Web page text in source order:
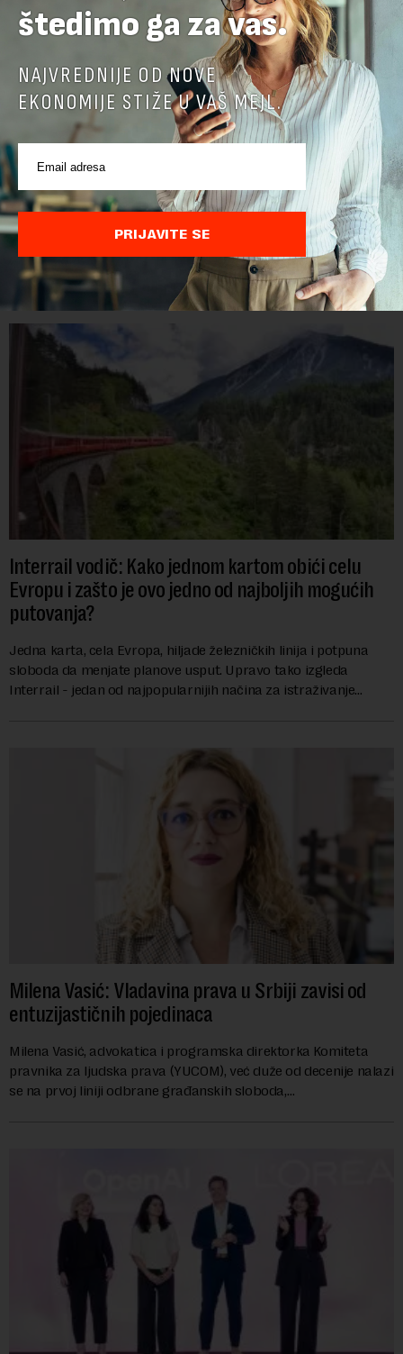
Jerma Art Festival od 7. do 9. avgusta u
Specijalnom rezervatu prirode „Jerma“ kod
Pirota
Jerma Art Festival, neprofitni i samoodrživi kulturni događaj
održaće se ove godine po treći put od 7. do 9. avgusta u
Specijalnom rezervatu prirode "Jerma" u selu Vlasi kod
Pirota.Festival okuplja umetn...
Interrail vodič: Kako jednom kartom obići celu
Evropu i zašto je ovo jedno od najboljih mogućih
putovanja?
Jedna karta, cela Evropa, hiljade železničkih linija i potpuna
sloboda da menjate planove usput. Upravo tako izgleda
Interrail - jedan od najpopularnijih načina za istraživanje
Milena Vasić: Vladavina prava u Srbiji zavisi od
entuzijastičnih pojedinaca
Milena Vasić, advokatica i programska direktorka Komiteta
pravnika za ljudska prava (YUCOM), već duže od decenije nalazi
se na prvoj liniji odbrane građanskih sloboda,
štedimo ga za vas.
NAJVREDNIJE OD NOVE
EKONOMIJE STIŽE U VAŠ MEJL.
PRIJAVITE SE